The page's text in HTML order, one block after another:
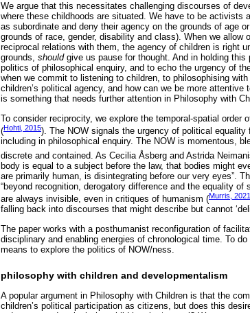
We argue that this necessitates challenging discourses of
where these childhoods are situated. We have to be activists
as subordinate and deny their agency on the grounds of age
grounds of race, gender, disability and class). When we
reciprocal relations with them, the agency of children is right
grounds, shouldgive us pause for thought. And in holding this
politics of philosophical enquiry, and to echo the urgency of
when we commit to listening to children, to philosophising
children’s political agency, and how can we be more
is something that needs further attention in Philosophy with
To consider reciprocity, we explore the temporal-spatial order
(Hohti, 2015). The NOW signals the urgency of political equality
including in philosophical enquiry. The NOW is momentous,
discrete and contained. As Cecilia Åsberg and Astrida
body is equal to a subject before the law, that bodies might
are primarily human, is disintegrating before our very eyes”.
“beyond recognition, derogatory difference and the equality
are always invisible, even in critiques of humanism (Murris, 2021
falling back into discourses that might describe but cannot
The paper works with a posthumanist reconfiguration of
disciplinary and enabling energies of chronological time. To
means to explore the politics of NOW/ness.
philosophy with children and developmentalism
A popular argument in Philosophy with Children is that the
children’s political participation as citizens, but does this